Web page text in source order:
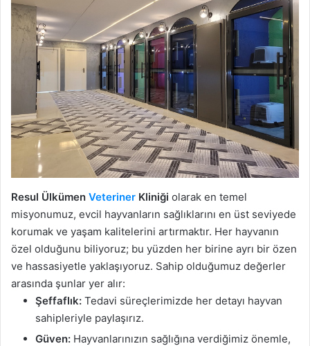
Resul Ülkümen Veteriner Kliniği olarak en temel
misyonumuz, evcil hayvanların sağlıklarını en üst seviyede
korumak ve yaşam kalitelerini artırmaktır. Her hayvanın
özel olduğunu biliyoruz; bu yüzden her birine ayrı bir özen
ve hassasiyetle yaklaşıyoruz. Sahip olduğumuz değerler
arasında şunlar yer alır:
Şeffaflık: Tedavi süreçlerimizde her detayı hayvan
sahipleriyle paylaşırız.
Güven: Hayvanlarınızın sağlığına verdiğimiz önemle,